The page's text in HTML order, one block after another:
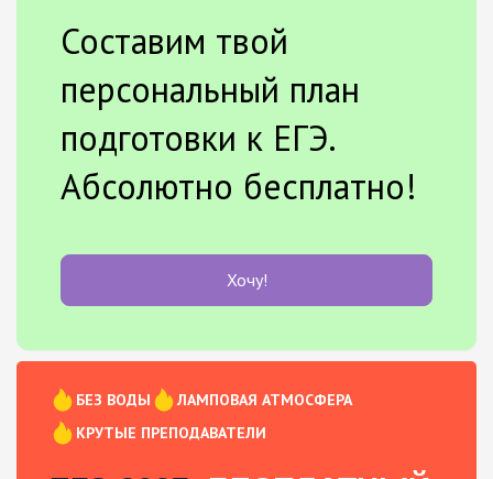
Составим твой
персональный план
подготовки к ЕГЭ.
Абсолютно бесплатно!
Хочу!
БЕЗ ВОДЫ
ЛАМПОВАЯ АТМОСФЕРА
КРУТЫЕ ПРЕПОДАВАТЕЛИ